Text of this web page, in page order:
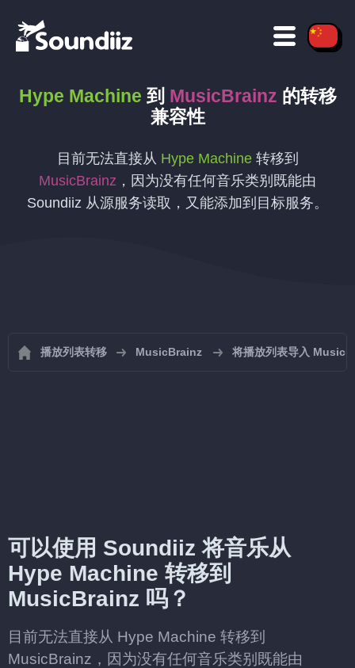
Hype Machine 到 MusicBrainz 的转移
兼容性
目前无法直接从 Hype Machine转移到
MusicBrainz ，因为没有任何音乐类别既能由
Soundiiz 从源服务读取，又能添加到目标服务。
播放列表转移 MusicBrainz 将播放列表导入
可以使用 Soundiiz 将音乐从
Hype Machine 转移到
MusicBrainz 吗？
目前无法直接从 Hype Machine 转移到
MusicBrainz，因为没有任何音乐类别既能由